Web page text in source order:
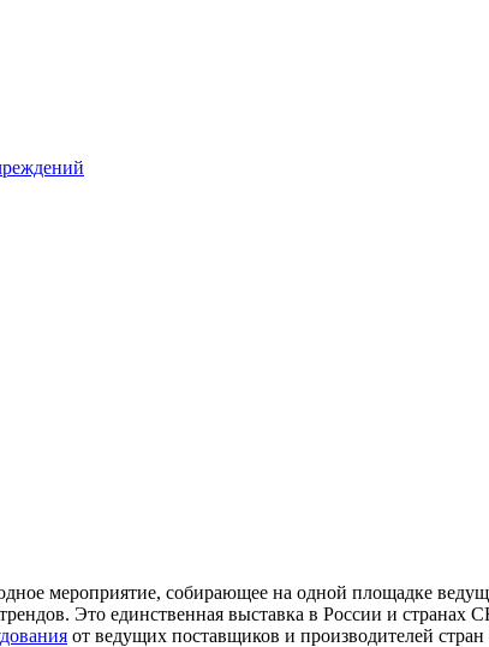
мероприятие, собирающее на одной площадке
Это единственная выставка в России и
от ведущих поставщиков и производителей